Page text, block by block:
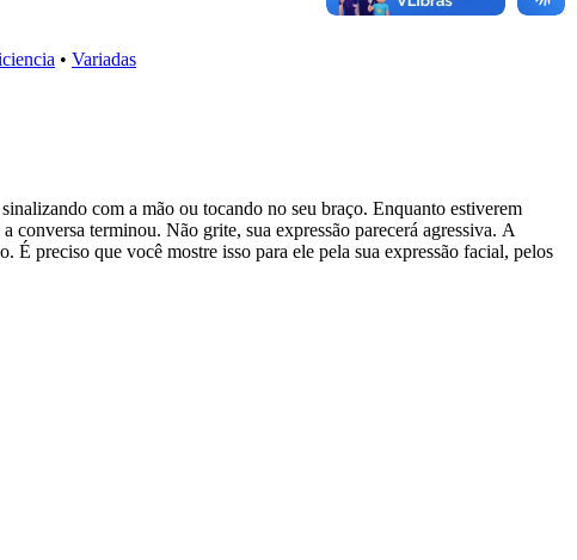
• Variadas
com a mão ou tocando no seu braço. Enquanto estiverem
conversa terminou. Não grite, sua expressão parecerá agressiva. A
preciso que você mostre isso para ele pela sua expressão facial, pelos